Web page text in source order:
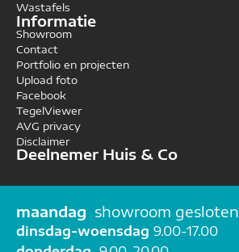
Wastafels
Informatie
Showroom
Contact
Portfolio en projecten
Upload foto
Facebook
TegelViewer
AVG privacy
Disclaimer
Deelnemer Huis & Co
maandag showroom gesloten
dinsdag-woensdag 9.00-17.00